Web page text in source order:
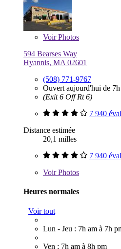
VoirPhotos
594 Bearses Way
Hyannis, MA 02601
(508) 771-9767
Ouvert aujourd'hui de
(Exit 6 Off Rt 6)
7 940
Distance estimée
20,1 milles
7 940
VoirPhotos
Heures normales
Voir tout
Lun - Jeu : 7h am à 7h
Ven : 7h am à 8h pm